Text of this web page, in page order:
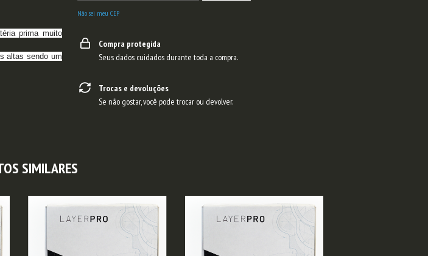
prima muito
altas sendo um
Não sei meu CEP
Compra protegida
Seus dados cuidados durante toda a compra.
Trocas e devoluções
Se não gostar, você pode trocar ou devolver.
SIMILARES